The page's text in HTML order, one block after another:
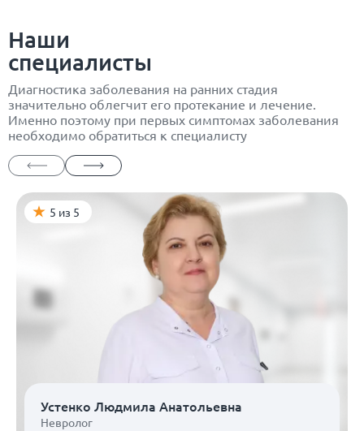
Наши
специалисты
Диагностика заболевания на ранних стадия
значительно облегчит его протекание и лечение.
Именно поэтому при первых симптомах заболевания
необходимо обратиться к специалисту
5 из 5
Устенко Людмила Анатольевна
Невролог